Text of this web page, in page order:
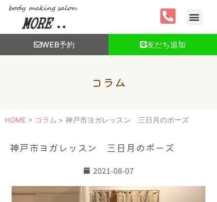
WEB予約 友だち追加
コラム
HOME > コラム > 神戸市ヨガレッスン 三日月のポーズ
神戸市ヨガレッスン 三日月のポーズ
2021-08-07